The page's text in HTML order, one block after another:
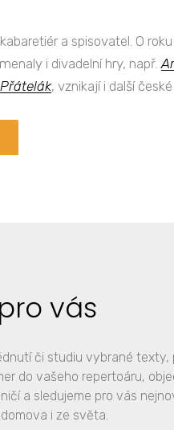
a spisovatel. O
i divadelní hry, např.
Přátelák, vznikají i další
vás
či studiu vybrané texty,
do vašeho repertoáru,
a sledujeme pro vás
i ze světa.